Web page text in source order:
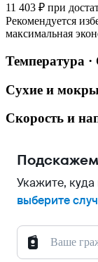
11 403 ₽ при
Рекомендуется
максимальная
Температура ·
Сухие и
Скорость и
Укажите, куда
выберите
Ваше